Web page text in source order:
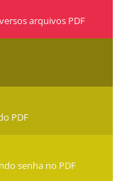
arquivos PDF
PDF
senha no PDF